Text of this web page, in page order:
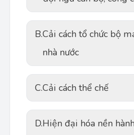
B.Cải cách tổ chức bộ
nhà nước
C.Cải cách thể chế
D.Hiện đại hóa nền